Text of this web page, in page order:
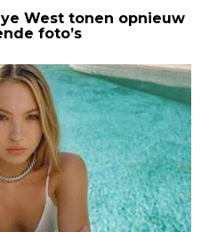
West tonen opnieuw
foto’s